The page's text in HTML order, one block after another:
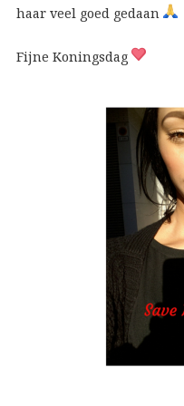
haar veel goed gedaan
Fijne Koningsdag